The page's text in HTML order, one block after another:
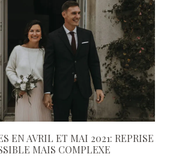
EN AVRIL ET MAI 2021: REPRISE
MAIS COMPLEXE